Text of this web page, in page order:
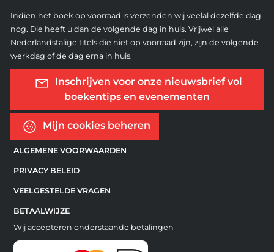
Indien het boek op voorraad is verzenden wij veelal dezelfde dag
nog. Die heeft u dan de volgende dag in huis. Vrijwel alle
Nederlandstalige titels die niet op voorraad zijn, zijn de volgende
werkdag of de dag erna in huis.
Inschrijven voor onze nieuwsbrief vol
boekentips en evenementen
Mijn cookies beheren
ALGEMENE VOORWAARDEN
PRIVACY BELEID
VEELGESTELDE VRAGEN
BETAALWIJZE
Wij accepteren onderstaande betalingen